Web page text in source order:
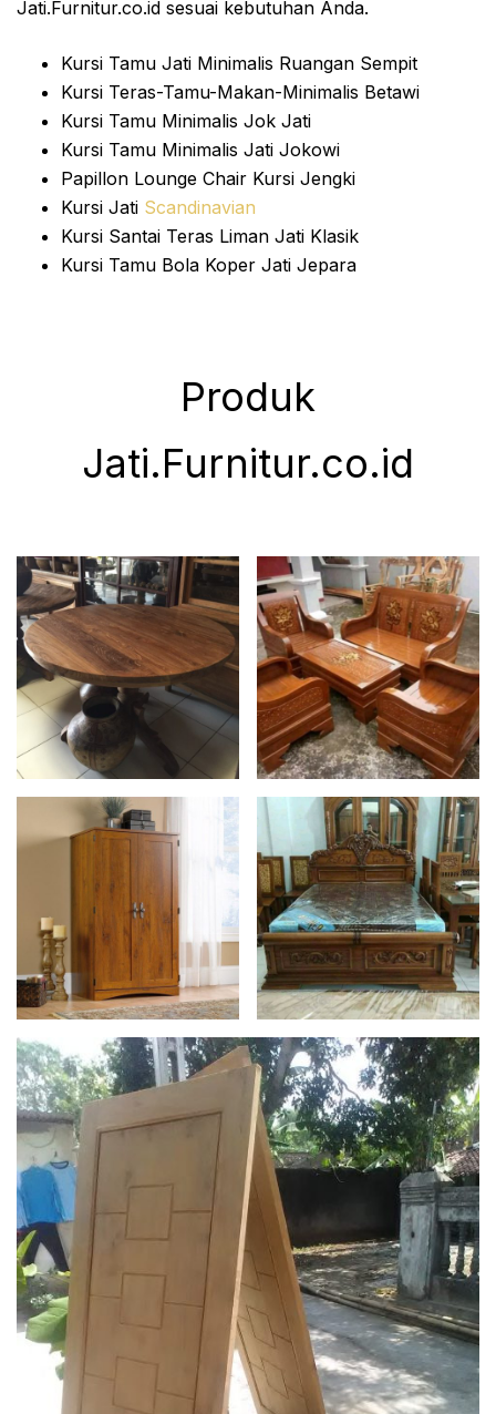
Jati.Furnitur.co.id sesuai kebutuhan Anda.
Kursi Tamu Jati Minimalis Ruangan Sempit
Kursi Teras-Tamu-Makan-Minimalis Betawi
Kursi Tamu Minimalis Jok Jati
Kursi Tamu Minimalis Jati Jokowi
Papillon Lounge Chair Kursi Jengki
Kursi Jati Scandinavian
Kursi Santai Teras Liman Jati Klasik
Kursi Tamu Bola Koper Jati Jepara
Produk
Jati.Furnitur.co.id